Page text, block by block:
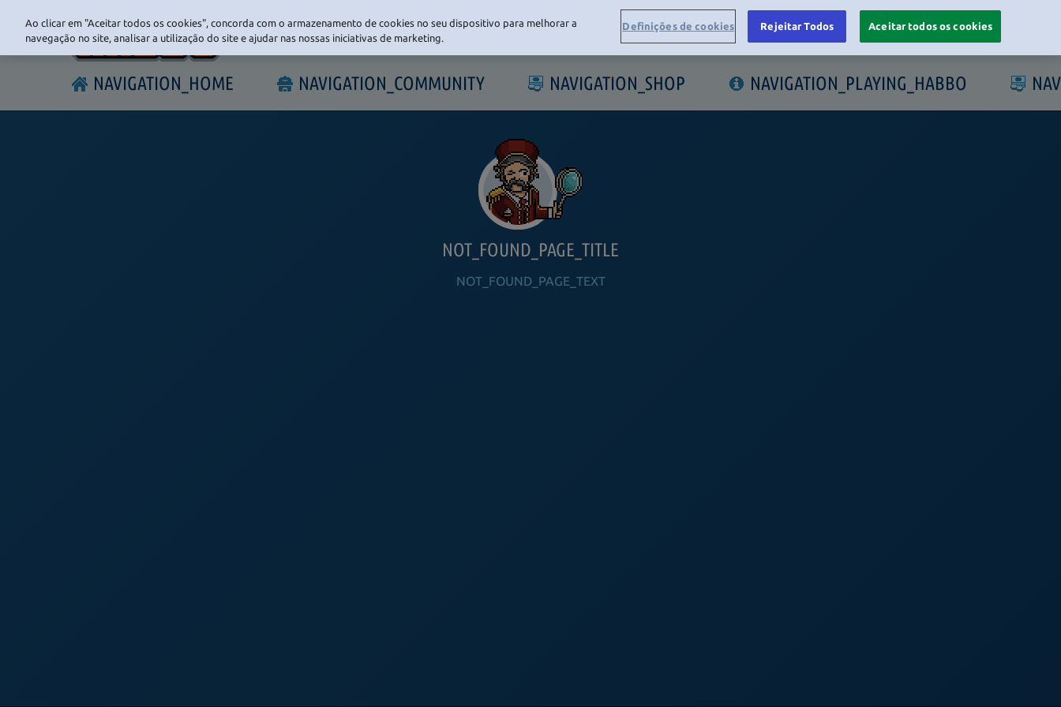
LOGIN
NAVIGATION_HOME NAVIGATION_COMMUNITY NAVIGATION_SHOP NAVIGATION_PLAYING_HABBO
NOT_FOUND_PAGE_TITLE
NOT_FOUND_PAGE_TEXT
Ao clicar em "Aceitar todos os cookies", concorda com o armazenamento de cookies no seu dispositivo para melhorar a
navegação no site, analisar a utilização do site e ajudar nas nossas iniciativas de marketing.
Definições de cookies Rejeitar Todos Aceitar todos os cookies